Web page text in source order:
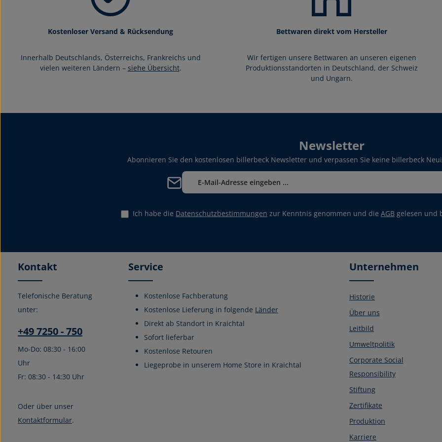
Kostenloser Versand & Rücksendung
Innerhalb Deutschlands, Österreichs, Frankreichs und
vielen weiteren Ländern – siehe Übersicht.
Bettwaren direkt vom Hersteller
Wir fertigen unsere Bettwaren an unseren eigenen
Produktionsstandorten in Deutschland, der Schweiz
und Ungarn.
Newsletter
Abonnieren Sie den kostenlosen billerbeck Newsletter und verpassen Sie keine billerbeck
Ich habe die Datenschutzbestimmungen zur Kenntnis genommen und die AGB gelesen und
Kontakt
Telefonische Beratung
unter:
+49 7250 - 750
Mo-Do: 08:30 - 16:00
Uhr
Fr: 08:30 - 14:30 Uhr
Oder über unser
Kontaktformular.
Service
Kostenlose Fachberatung
Kostenlose Lieferung in folgende Länder
Direkt ab Standort in Kraichtal
Sofort lieferbar
Kostenlose Retouren
Liegeprobe in unserem Home Store in Kraichtal
Unternehmen
Historie
Über uns
Leitbild
Umweltpolitik
Corporate Social
Responsibility
Stiftung
Zertifikate
Produktion
Karriere